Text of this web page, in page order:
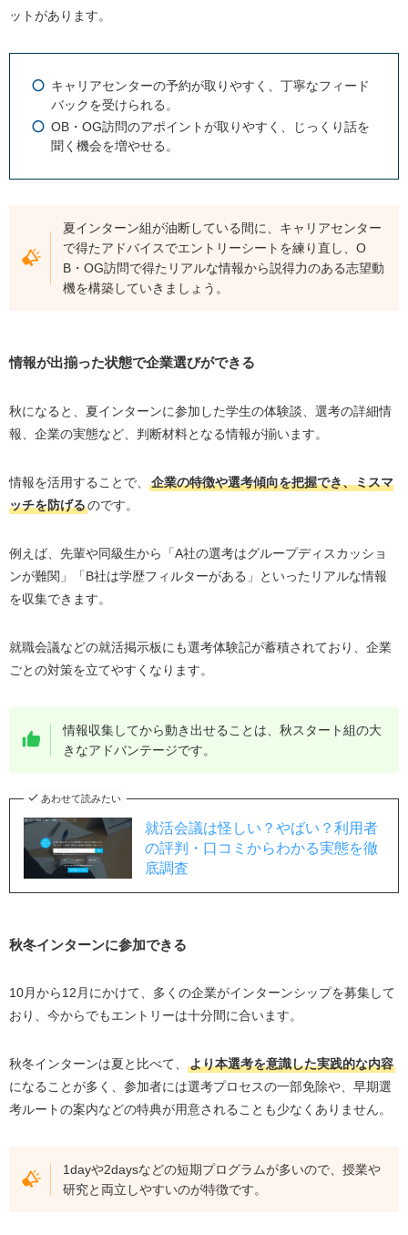
ットがあります。
キャリアセンターの予約が取りやすく、丁寧なフィード
バックを受けられる。
OB・OG訪問のアポイントが取りやすく、じっくり話を
聞く機会を増やせる。
夏インターン組が油断している間に、キャリアセンター
で得たアドバイスでエントリーシートを練り直し、O
B・OG訪問で得たリアルな情報から説得力のある志望動
機を構築していきましょう。
情報が出揃った状態で企業選びができる
秋になると、夏インターンに参加した学生の体験談、選考の詳細情
報、企業の実態など、判断材料となる情報が揃います。
情報を活用することで、
企業の特徴や選考傾向を把握でき、ミスマ
ッチを防げるのです。
例えば、先輩や同級生から「A社の選考はグループディスカッショ
ンが難関」「B社は学歴フィルターがある」といったリアルな情報
を収集できます。
就職会議などの就活掲示板にも選考体験記が蓄積されており、企業
ごとの対策を立てやすくなります。
情報収集してから動き出せることは、秋スタート組の大
きなアドバンテージです。
あわせて読みたい
就活会議は怪しい？やばい？利用者
の評判・口コミからわかる実態を徹
底調査
秋冬インターンに参加できる
10月から12月にかけて、多くの企業がインターンシップを募集して
おり、今からでもエントリーは十分間に合います。
秋冬インターンは夏と比べて、
より本選考を意識した実践的な内容
になることが多く、参加者には選考プロセスの一部免除や、早期選
考ルートの案内などの特典が用意されることも少なくありません。
1dayや2daysなどの短期プログラムが多いので、授業や
研究と両立しやすいのが特徴です。